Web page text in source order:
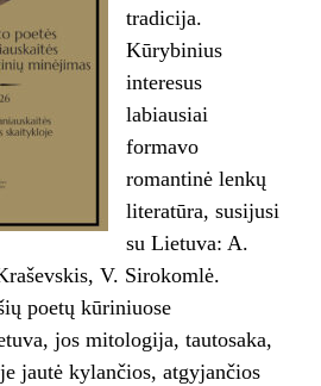
tradicija.
Kūrybinius
interesus
labiausiai
formavo
romantinė lenkų
literatūra, susijusi
su Lietuva: A.
V. Sirokomlė.
poetų kūriniuose
jos mitologija, tautosaka,
jautė kylančios, atgyjančios